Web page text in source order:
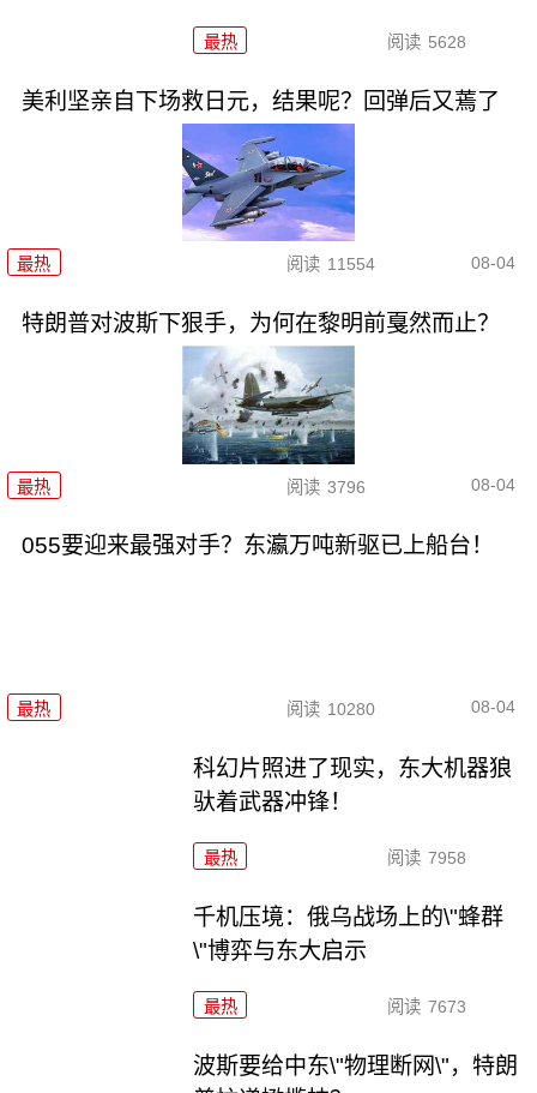
最热 阅读 5628
美利坚亲自下场救日元，结果呢？回弹后又蔫了
最热 阅读 11554 08-04
特朗普对波斯下狠手，为何在黎明前戛然而止？
最热 阅读 3796 08-04
055要迎来最强对手？东瀛万吨新驱已上船台！
最热 阅读 10280 08-04
科幻片照进了现实，东大机器狼
驮着武器冲锋！
最热 阅读 7958
千机压境：俄乌战场上的\"蜂群
\"博弈与东大启示
最热 阅读 7673
波斯要给中东\"物理断网\"，特朗